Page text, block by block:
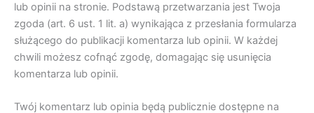
lub opinii na stronie. Podstawą przetwarzania jest Twoja
zgoda (art. 6 ust. 1 lit. a) wynikająca z przesłania formularza
służącego do publikacji komentarza lub opinii. W każdej
chwili możesz cofnąć zgodę, domagając się usunięcia
komentarza lub opinii.
Twój komentarz lub opinia będą publicznie dostępne na